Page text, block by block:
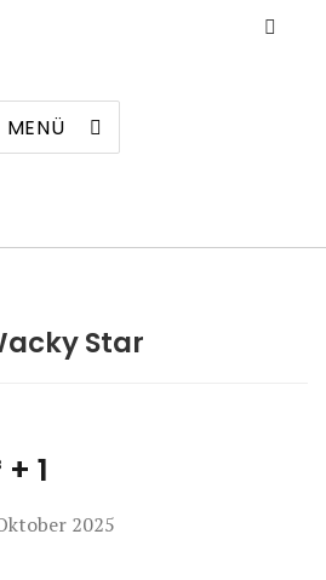
MENÜ
Star
1
2025